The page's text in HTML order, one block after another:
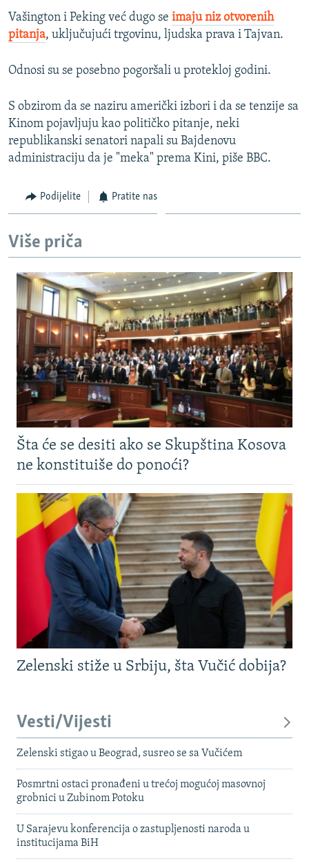
Vašington i Peking već dugo se imaju niz otvorenih
pitanja, uključujući trgovinu, ljudska prava i Tajvan.
Odnosi su se posebno pogoršali u protekloj godini.
S obzirom da se naziru američki izbori i da se tenzije sa
Kinom pojavljuju kao političko pitanje, neki
republikanski senatori napali su Bajdenovu
administraciju da je "meka" prema Kini, piše BBC.
Podijelite Pratite nas
Više priča
Šta će se desiti ako se Skupština Kosova
ne konstituiše do ponoći?
Zelenski stiže u Srbiju, šta Vučić dobija?
Vesti/Vijesti
Zelenski stigao u Beograd, susreo se sa Vučićem
Posmrtni ostaci pronađeni u trećoj mogućoj masovnoj
grobnici u Zubinom Potoku
U Sarajevu konferencija o zastupljenosti naroda u
institucijama BiH